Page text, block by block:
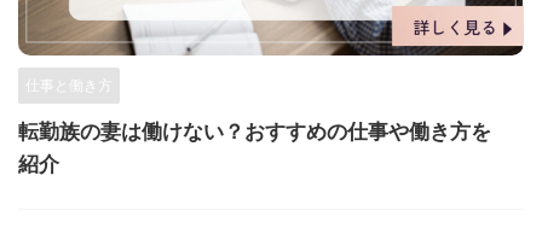
仕事と働き方
転勤族の妻は働けない？おすすめの仕事や働き方を
紹介